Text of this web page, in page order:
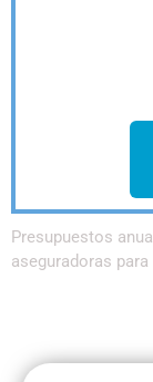
Presupuestos
aseguradoras